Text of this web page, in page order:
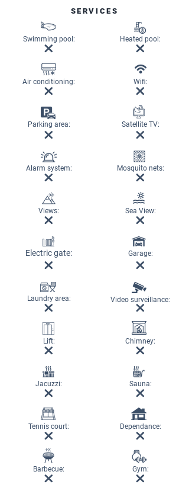
SERVICES
Swimming pool:
Air conditioning:
Parking area:
Alarm system:
Views:
Electric gate:
Laundry area:
Lift:
Jacuzzi:
Tennis court:
Barbecue:
Heated pool:
Wifi:
Satellite TV:
Mosquito nets:
Sea View:
Garage:
Video surveillance:
Chimney:
Sauna:
Dependance:
Gym: